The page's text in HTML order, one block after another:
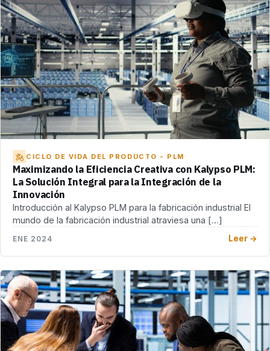
CICLO DE VIDA DEL PRODUCTO - PLM
Maximizando la Eficiencia Creativa con Kalypso PLM:
La Solución Integral para la Integración de la
Innovación
Introducción al Kalypso PLM para la fabricación industrial El
mundo de la fabricación industrial atraviesa una […]
ENE 2024 Leer →